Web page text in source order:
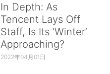
In Depth: As
Tencent Lays Off
Staff, Is Its ‘Winter’
Approaching?
2022年04月01日